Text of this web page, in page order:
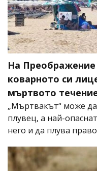
На
коварното си
мъртвото
„Мъртвакът“ може
плувец, а най-
него и да плува